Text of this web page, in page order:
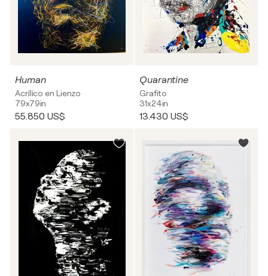
Human
Acrílico en Lienzo
79x79in
55.850 US$
Quarantine
Grafito
31x24in
13.430 US$